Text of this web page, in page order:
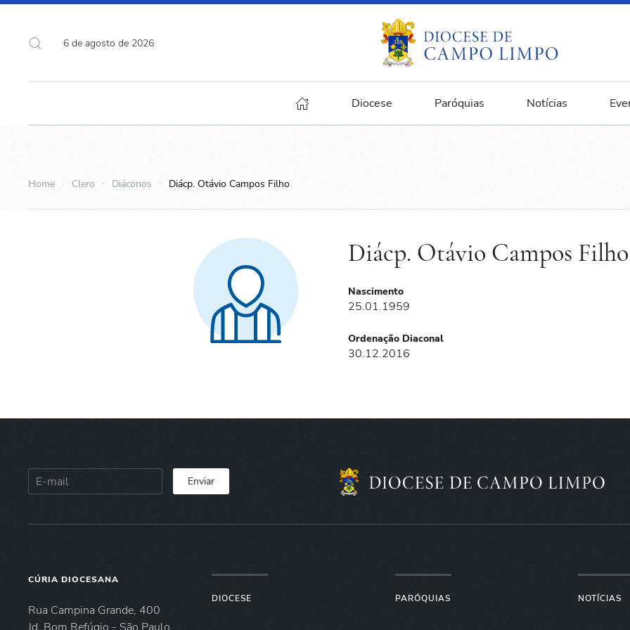
6 de agosto de 2026
Diocese Paróquias Notícias
Home Clero Diáconos Diácp. Otávio Campos Filho
Diácp. Otávio Campos Filho
Nascimento
25.01.1959
Ordenação Diaconal
30.12.2016
Enviar
CÚRIA DIOCESANA
Rua Campina Grande, 400
Jd. Bom Refúgio - São Paulo
DIOCESE PARÓQUIAS NOTÍCIAS